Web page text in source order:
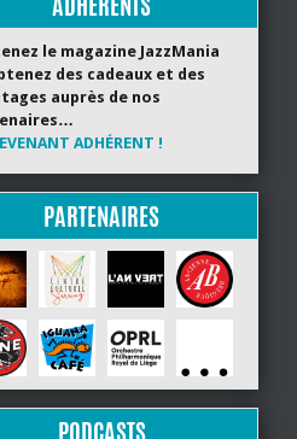
le magazine JazzMania
des cadeaux et des
auprès de nos
ADHÉRENT !
PARTENAIRES